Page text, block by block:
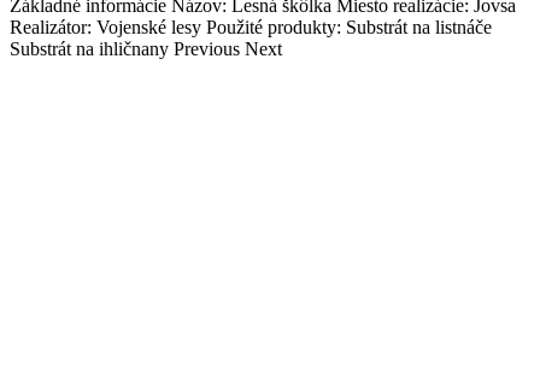
Základné informácie Názov: Lesná škôlka Miesto realizácie: Jovsa
Realizátor: Vojenské lesy Použité produkty: Substrát na listnáče
Substrát na ihličnany Previous Next